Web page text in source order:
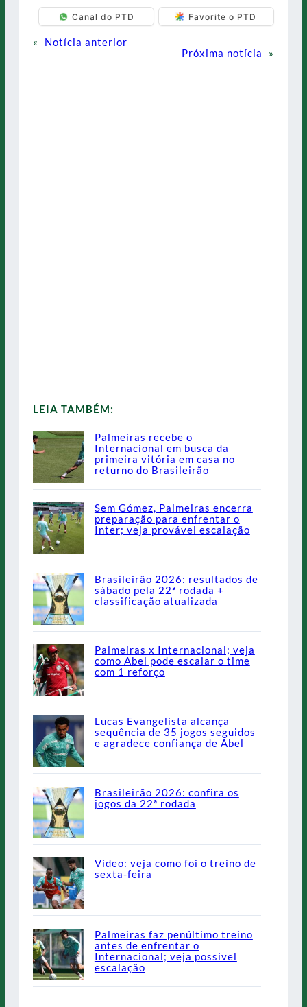
Canal do PTD Favorite o PTD
«
Notícia anterior
Próxima notícia
»
LEIA TAMBÉM:
Palmeiras recebe o
Internacional em busca da
primeira vitória em casa no
returno do Brasileirão
Sem Gómez, Palmeiras encerra
preparação para enfrentar o
Inter; veja provável escalação
Brasileirão 2026: resultados de
sábado pela 22ª rodada +
classificação atualizada
Palmeiras x Internacional; veja
como Abel pode escalar o time
com 1 reforço
Lucas Evangelista alcança
sequência de 35 jogos seguidos
e agradece confiança de Abel
Brasileirão 2026: confira os
jogos da 22ª rodada
Vídeo: veja como foi o treino de
sexta-feira
Palmeiras faz penúltimo treino
antes de enfrentar o
Internacional; veja possível
escalação